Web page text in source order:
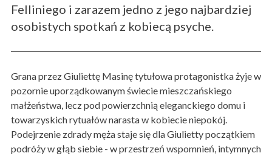
Felliniego i zarazem jedno z jego najbardziej
osobistych spotkań z kobiecą psyche.
Grana przez Giuliettę Masinę tytułowa protagonistka żyje w
pozornie uporządkowanym świecie mieszczańskiego
małżeństwa, lecz pod powierzchnią eleganckiego domu i
towarzyskich rytuałów narasta w kobiecie niepokój.
Podejrzenie zdrady męża staje się dla Giulietty początkiem
podróży w głąb siebie - w przestrzeń wspomnień, intymnych